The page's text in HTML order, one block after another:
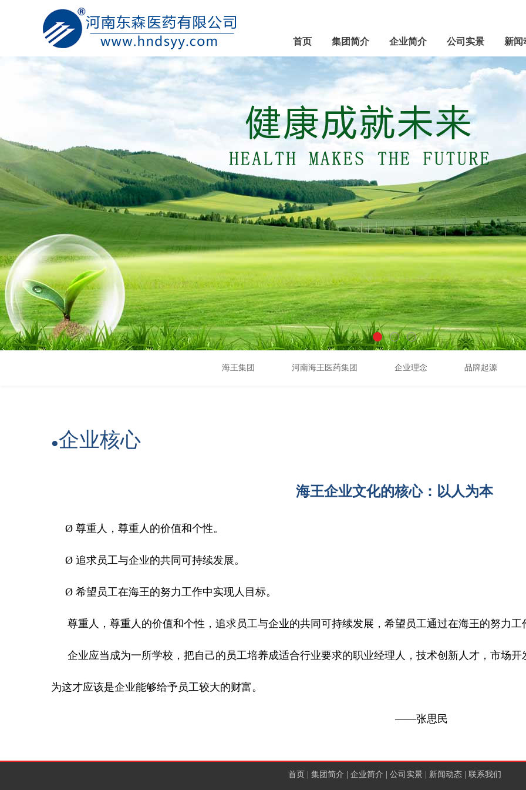
首页 集团简介 企业简介 公司实景 新闻
海王集团 河南海王医药集团 企业理念 品牌起源
●企业核心
海王企业文化的核心：以人为本
Ø 尊重人，尊重人的价值和个性。
Ø 追求员工与企业的共同可持续发展。
Ø 希望员工在海王的努力工作中实现人目标。
尊重人，尊重人的价值和个性，追求员工与企业的共同可持续发展，希望员工通过在海王的努力
企业应当成为一所学校，把自己的员工培养成适合行业要求的职业经理人，技术创新人才，市场
为这才应该是企业能够给予员工较大的财富。
——张思民
首页 集团简介 企业简介 公司实景| 新闻动态| 联系我们